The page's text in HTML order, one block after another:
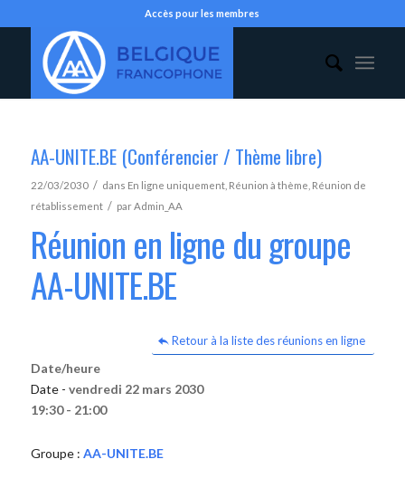
Accès pour les membres
AA-UNITE.BE (Conférencier / Thème libre)
22/03/2030 / dans En ligne uniquement, Réunion à thème Réunion de
rétablissement / parAdmin_AA
Réunion en ligne du groupe
AA-UNITE.BE
Retour à la liste des réunions en ligne
Date/heure
Date - vendredi 22 mars 2030
19:30 - 21:00
Groupe : AA-UNITE.BE